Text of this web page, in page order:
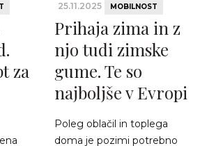
za
25.11.2025 MOBILNOST
Prihaja zima in z
njo tudi zimske
gume. Te so
najboljše v Evropi
Poleg oblačil in toplega
doma je pozimi potrebno